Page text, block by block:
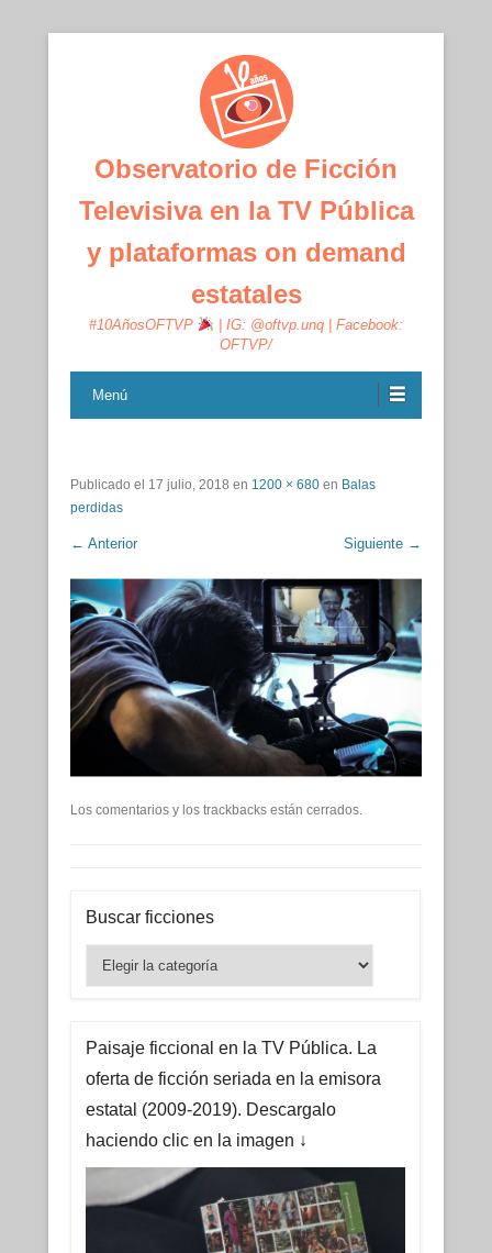
Observatorio de Ficción
Televisiva en la TV Pública
y plataformas on demand
estatales
#10AñosOFTVP
| IG: @oftvp.unq | Facebook:
OFTVP/
Menú
Publicado el 17 julio, 2018 en 1200 × 680 en Balas
perdidas
← Anterior Siguiente →
Los comentarios y los trackbacks están cerrados.
Buscar ficciones
Buscar
Paisaje ficcional en la TV Pública. La
oferta de ficción seriada en la emisora
estatal (2009-2019). Descargalo
haciendo clic en la imagen ↓